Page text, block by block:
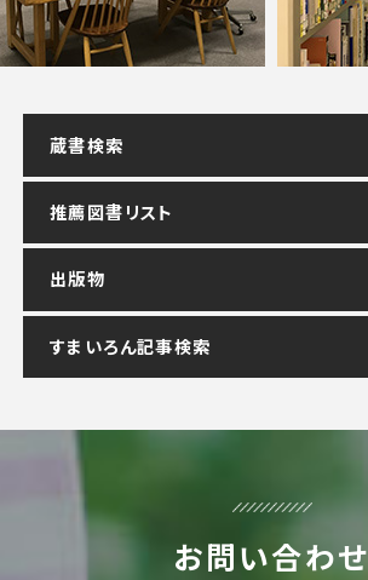
蔵書検索
推薦図書リスト
出版物
すまいろん記事検索
お問い合わせ